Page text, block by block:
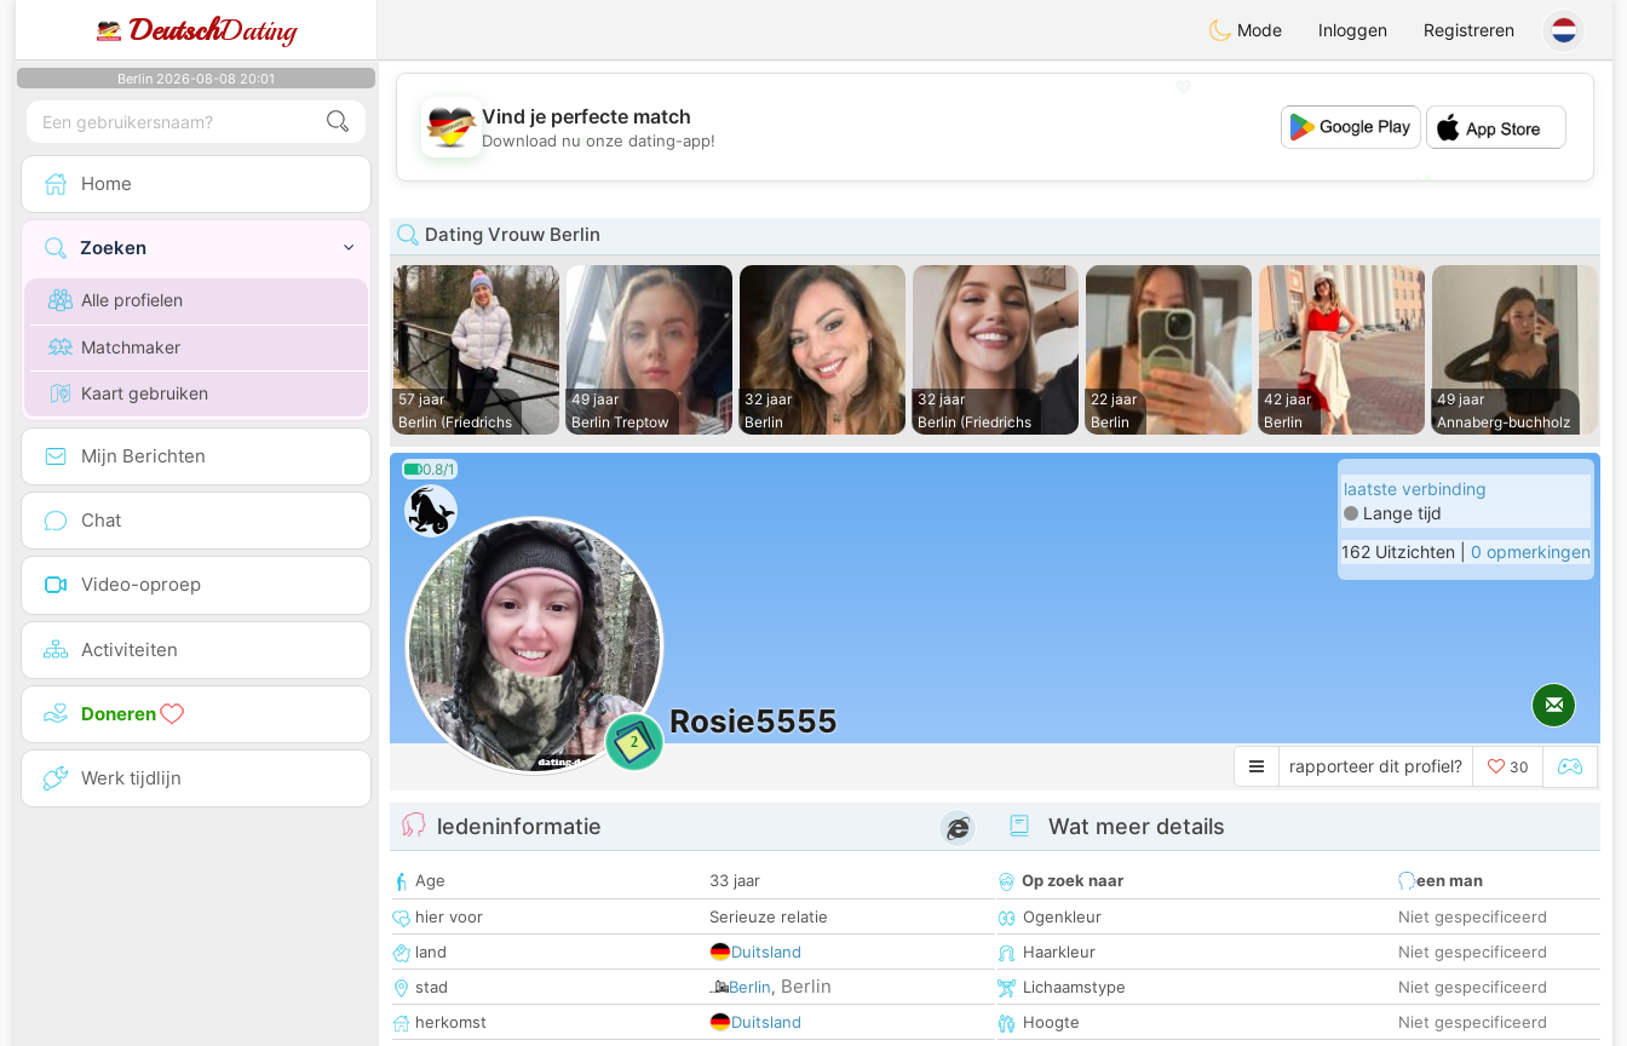
DeutschDating Mode Inloggen Registreren
Berlin 2026-08-08 20:01
Home
Zoeken
Alle profielen
Matchmaker
Kaart gebruiken
Mijn Berichten
Chat
Video-oproep
Activiteiten
Doneren
Werk tijdlijn
💕
Vind je perfecte match
Download nu onze dating-app!
Dating Vrouw Berlin
57 jaar
Berlin (Friedrichs
49 jaar
Berlin Treptow
32 jaar
Berlin
32 jaar
Berlin (Friedrichs
22 jaar
Berlin
42 jaar
Berlin
49 jaar
Annaberg-buchholz
0.8/1
2
Rosie5555
laatste verbinding
Lange tijd
162 Uitzichten | 0 opmerkingen
rapporteer dit profiel? 30
ledeninformatie
Age
33 jaar
hier voor
Serieuze relatie
land
Duitsland
stad
Berlin, Berlin
herkomst
Duitsland
Wat meer details
Op zoek naar
een man
Ogenkleur
Niet gespecificeerd
Haarkleur
Niet gespecificeerd
Lichaamstype
Niet gespecificeerd
Hoogte
Niet gespecificeerd